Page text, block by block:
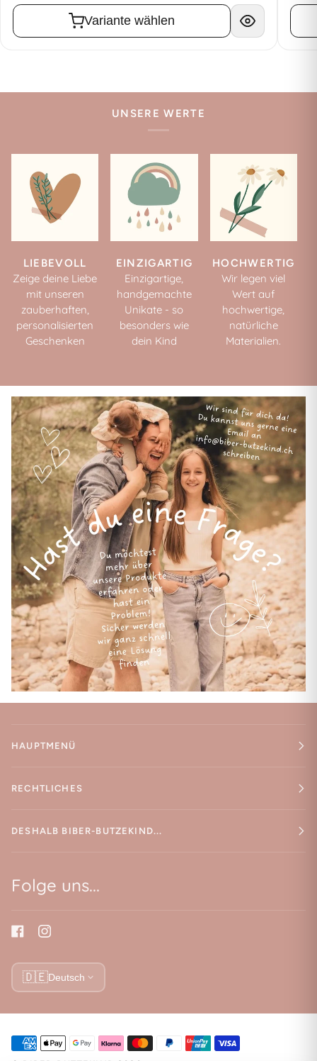
Variante wählen
UNSERE WERTE
LIEBEVOLL
Zeige deine Liebe
mit unseren
zauberhaften,
personalisierten
Geschenken
EINZIGARTIG
Einzigartige,
handgemachte
Unikate - so
besonders wie
dein Kind
HOCHWERTIG
Wir legen viel
Wert auf
hochwertige,
natürliche
Materialien.
HAUPTMENÜ
RECHTLICHES
DESHALB BIBER-BUTZEKIND...
Folge uns...
🇩🇪Deutsch